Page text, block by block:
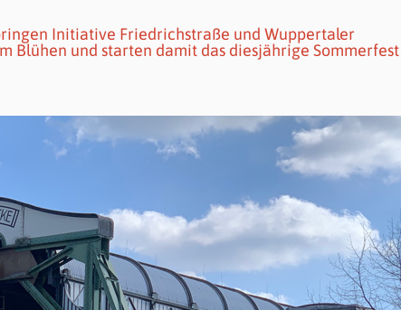
Initiative Friedrichstraße und Wuppertaler
Blühen und starten damit das diesjährige